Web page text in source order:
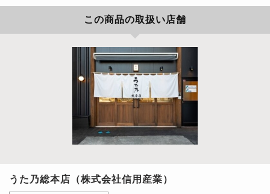
この商品の取扱い店舗
うた乃総本店（株式会社信用産業）